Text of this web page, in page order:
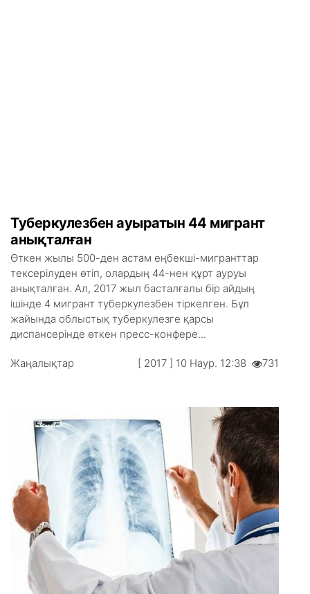
Туберкулезбен ауыратын 44 мигрант
анықталған
Өткен жылы 500-ден астам еңбекші-мигранттар
тексерілуден өтіп, олардың 44-нен құрт ауруы
анықталған. Ал, 2017 жыл басталғалы бір айдың
ішінде 4 мигрант туберкулезбен тіркелген. Бұл
жайында облыстық туберкулезге қарсы
диспансерінде өткен пресс-конфере...
Жаңалықтар [ 2017 ] 10 Наур. 12:38 731